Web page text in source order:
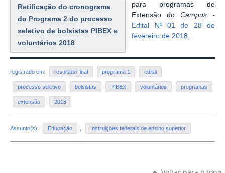
Retificação do cronograma
do Programa 2 do processo
seletivo de bolsistas PIBEX e
voluntários 2018
para programas de
Extensão doCampus -
Edital Nº 01 de 28 de
fevereiro de 2018.
registrado em: resultado final programa 1 edital
processo seletivo bolsistas PIBEX voluntários programas
extensão 2018
Assunto(s): Educação Instituições federais de ensino superior